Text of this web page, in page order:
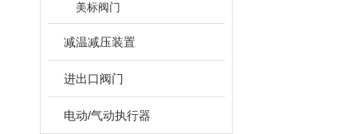
美标阀门
减温减压装置
进出口阀门
电动/气动执行器